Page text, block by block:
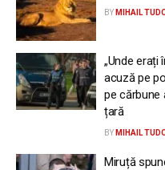
BY MIHAIL
„Unde erați
acuză pe
pe cărbune
țară
BY MIHAIL
Miruță